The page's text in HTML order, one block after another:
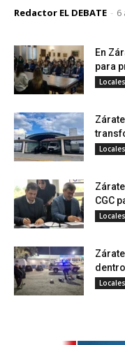
Redactor EL DEBATE - 6
En
para
Locales
Locales
CGC
Locales
Locales